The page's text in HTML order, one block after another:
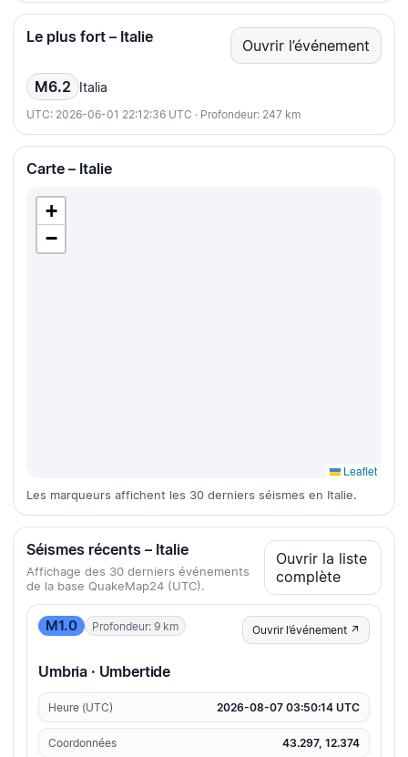
Le plus fort – Italie Ouvrir l’événement
M6.2 Italia
UTC: 2026-06-01 22:12:36 UTC · Profondeur: 247 km
Carte – Italie
+
−
Leaflet
Les marqueurs affichent les 30 derniers séismes en Italie.
Séismes récents – Italie
Affichage des 30 derniers événements
de la base QuakeMap24 (UTC).
Ouvrir la liste
complète
M1.0 Profondeur: 9 km Ouvrir l’événement ↗
Umbria · Umbertide
Heure (UTC) 2026-08-07 03:50:14 UTC
Coordonnées 43.297, 12.374